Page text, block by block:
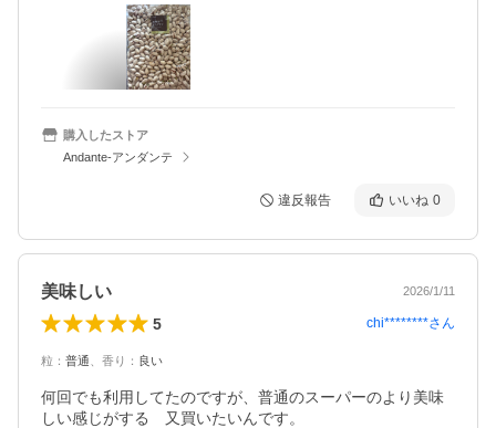
購入したストア
Andante-アンダンテ
違反報告 いいね 0
美味しい 2026/1/11
5 chi********さん
粒 ： 普通 香り ： 良い
何回でも利用してたのですが、普通のスーパーのより美味
しい感じがする　又買いたいんです。